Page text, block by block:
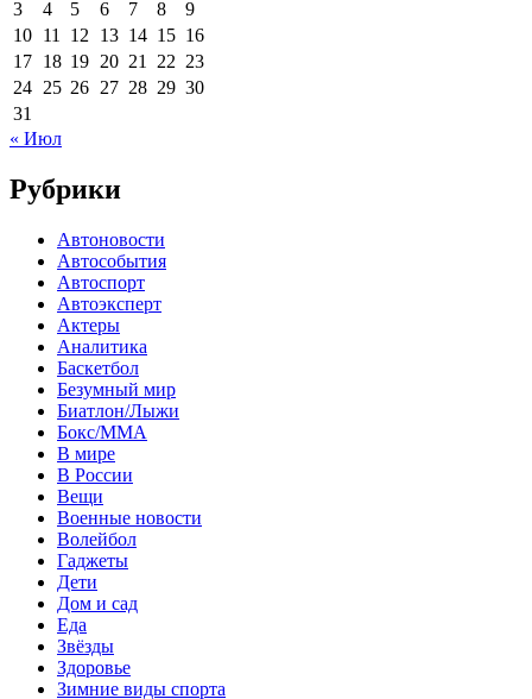
3 4 5 6 7 8
9
10 11 12 13 14 15 16
17 18 19 20 21 22 23
24 25 26 27 28 29 30
31
« Июл
Рубрики
Автоновости
Автособытия
Автоспорт
Автоэксперт
Актеры
Аналитика
Баскетбол
Безумный мир
Биатлон/Лыжи
Бокс/MMA
В мире
В России
Вещи
Военные новости
Волейбол
Гаджеты
Дети
Дом и сад
Еда
Звёзды
Здоровье
Зимние виды спорта